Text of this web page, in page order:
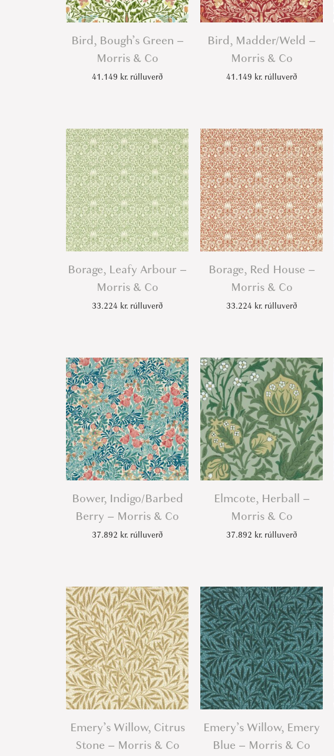
Bird, Bough’s Green –
Morris & Co
41.149 kr. rúlluverð
Bird, Madder/Weld –
Morris & Co
41.149 kr. rúlluverð
Borage, Leafy Arbour –
Morris & Co
33.224 kr. rúlluverð
Borage, Red House –
Morris & Co
33.224 kr. rúlluverð
Bower, Indigo/Barbed
Berry – Morris & Co
37.892 kr. rúlluverð
Elmcote, Herball –
Morris & Co
37.892 kr. rúlluverð
Emery’s Willow, Citrus
Stone – Morris & Co
Emery’s Willow, Emery
Blue – Morris & Co